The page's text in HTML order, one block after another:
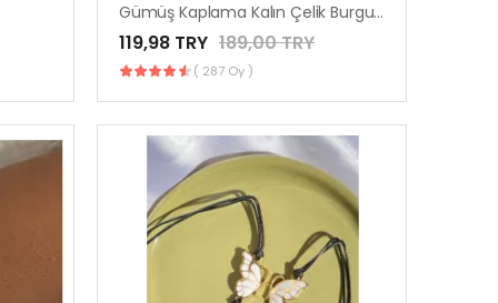
Gümüş Kaplama Kalın Çelik Burgu Bilekli
119,98 TRY 189,00 TRY
( 287 Oy )